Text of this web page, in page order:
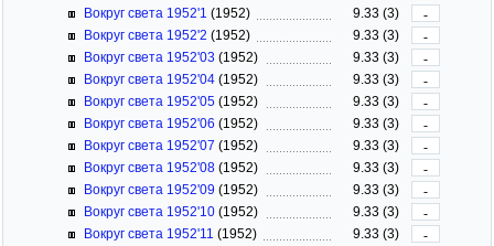
Вокруг света 1952'1 (1952) 9.33 (3)
-
Вокруг света 1952'2 (1952) 9.33 (3)
-
Вокруг света 1952'03 (1952) 9.33 (3)
-
Вокруг света 1952'04 (1952) 9.33 (3)
-
Вокруг света 1952'05 (1952) 9.33 (3)
-
Вокруг света 1952'06 (1952) 9.33 (3)
-
Вокруг света 1952'07 (1952) 9.33 (3)
-
Вокруг света 1952'08 (1952) 9.33 (3)
-
Вокруг света 1952'09 (1952) 9.33 (3)
-
Вокруг света 1952'10 (1952) 9.33 (3)
-
Вокруг света 1952'11 (1952) 9.33 (3)
-